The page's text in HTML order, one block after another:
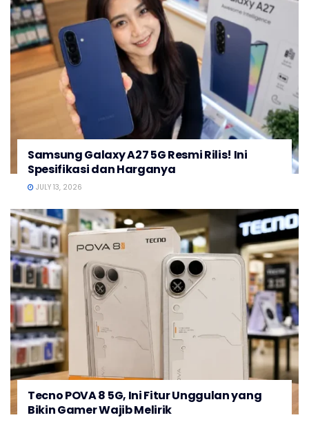
Samsung Galaxy A27 5G Resmi Rilis! Ini
Spesifikasi dan Harganya
JULY 13, 2026
Tecno POVA 8 5G, Ini Fitur Unggulan yang
Bikin Gamer Wajib Melirik